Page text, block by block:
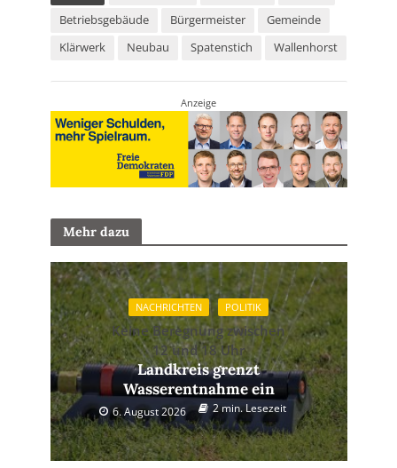
Betriebsgebäude
Bürgermeister
Gemeinde
Klärwerk
Neubau Spatenstich Wallenhorst
Anzeige
Mehr dazu
NACHRICHTEN POLITIK
Keine Beregnung zwischen
12 und 18 Uhr
Landkreis grenzt
Wasserentnahme ein
6. August 2026 2 min. Lesezeit